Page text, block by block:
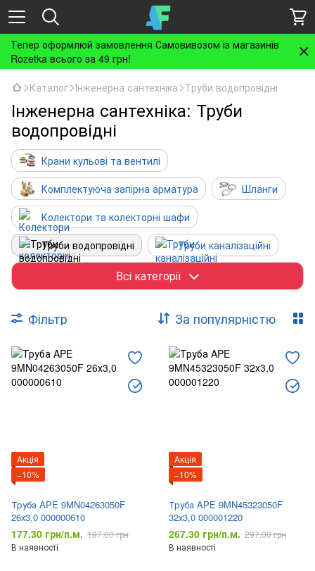
Тепер оформлюй замовлення Самовивозом із магазинів
Rozetka всього за 49 грн!
Каталог Інженерна сантехніка Труби водопровідні
Інженерна сантехніка: Труби
водопровідні
Крани кульові та вентилі
Комплектуюча запірна арматура
Шланги
Колектори та колекторні шафи
Труби водопровідні
Труби каналізаційні
Фітинги для водопровідних труб
Контрольно-вимірювальні прилади
Засоби герметизації
Всі категорії
Фільтр За популярністю
Акція
−10%
Труба APE 9MN04263050F
26х3,0 000000610
177.30 грн/п.м. 197.00 грн
В наявності
Акція
−10%
Труба APE 9MN45323050F
32х3,0 000001220
267.30 грн/п.м. 297.00 грн
В наявності